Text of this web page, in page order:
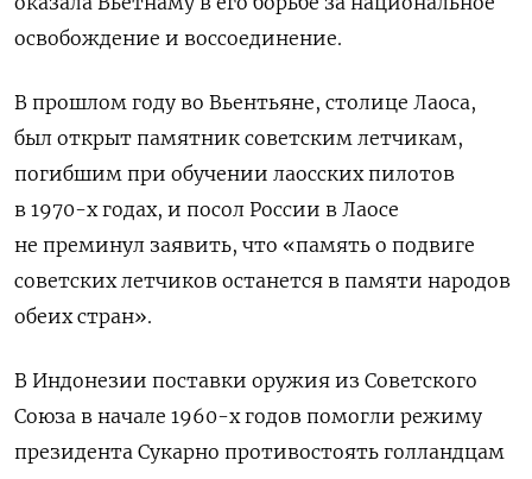
освобождение и воссоединение.
В прошлом году во Вьентьяне, столице Лаоса,
был открыт памятник советским летчикам,
погибшим при обучении лаосских пилотов
в 1970-х годах, и посол России в Лаосе
не преминул заявить, что «память о подвиге
советских летчиков останется в памяти народов
обеих стран».
В Индонезии поставки оружия из Советского
Союза в начале 1960-х годов помогли режиму
президента Сукарно противостоять голландцам